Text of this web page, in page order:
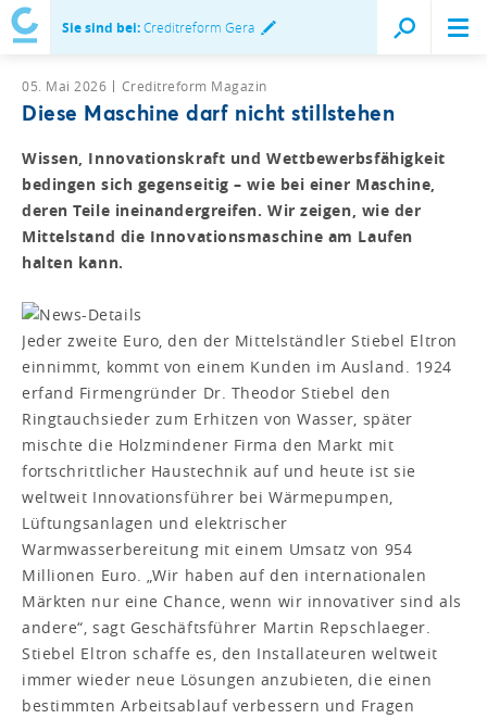
Sie sind bei:Creditreform Gera
05. Mai 2026 Creditreform Magazin
Diese Maschine darf nicht stillstehen
Wissen, Innovationskraft und Wettbewerbsfähigkeit
bedingen sich gegenseitig – wie bei einer Maschine,
deren Teile ineinandergreifen. Wir zeigen, wie der
Mittelstand die Innovationsmaschine am Laufen
halten kann.
Jeder zweite Euro, den der Mittelständler Stiebel Eltron
einnimmt, kommt von einem Kunden im Ausland. 1924
erfand Firmengründer Dr. Theodor Stiebel den
Ringtauchsieder zum Erhitzen von Wasser, später
mischte die Holzmindener Firma den Markt mit
fortschrittlicher Haustechnik auf und heute ist sie
weltweit Innovationsführer bei Wärmepumpen,
Lüftungsanlagen und elektrischer
Warmwasserbereitung mit einem Umsatz von 954
Millionen Euro. „Wir haben auf den internationalen
Märkten nur eine Chance, wenn wir innovativer sind als
andere“, sagt Geschäftsführer Martin Repschlaeger.
Stiebel Eltron schaffe es, den Installateuren weltweit
immer wieder neue Lösungen anzubieten, die einen
bestimmten Arbeitsablauf verbessern und Fragen